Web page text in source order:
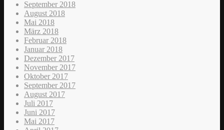
September 2018
August 2018
Mai 2018
März 2018
Februar 2018
Januar 2018
Dezember 2017
November 2017
Oktober 2017
September 2017
August 2017
Juli 2017
Juni 2017
Mai 2017